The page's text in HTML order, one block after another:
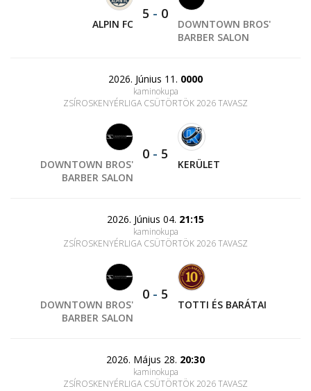
ALPIN FC
5 - 0
DOWNTOWN BROS'
BARBER SALON
2026. Június 11. 0000
kaminokupa
ZSÍROSKENYÉRLIGA CSÜTÖRTÖK 2026 TAVASZ
DOWNTOWN BROS'
BARBER SALON
0 - 5
KERÜLET
2026. Június 04. 21:15
kaminokupa
ZSÍROSKENYÉRLIGA CSÜTÖRTÖK 2026 TAVASZ
DOWNTOWN BROS'
BARBER SALON
0 - 5
TOTTI ÉS BARÁTAI
2026. Május 28. 20:30
kaminokupa
ZSÍROSKENYÉRLIGA CSÜTÖRTÖK 2026 TAVASZ